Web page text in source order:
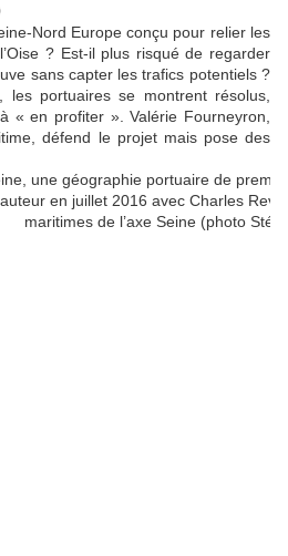
Nord Europe conçu pour relier les
? Est-il plus risqué de regarder
sans capter les trafics potentiels ?
portuaires se montrent résolus,
« en profiter ». Valérie Fourneyron,
défend le projet mais pose des